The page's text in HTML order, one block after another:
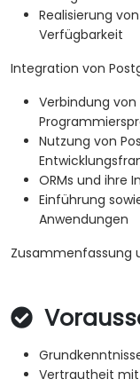
Realisierung
Verfügbarkeit
Integration von
Verbindung
Nutzung von
ORMs und ihre
Einführung
Anwendungen
Zusammenfassung
Vertrautheit